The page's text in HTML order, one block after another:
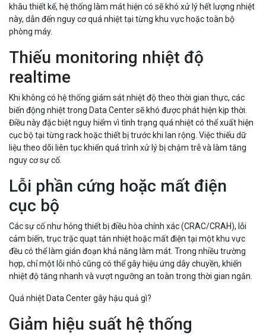
khâu thiết kế, hệ thống làm mát hiện có sẽ khó xử lý hết lượng nhiệt
này, dẫn đến nguy cơ quá nhiệt tại từng khu vực hoặc toàn bộ
phòng máy.
Thiếu monitoring nhiệt độ
realtime
Khi không có hệ thống giám sát nhiệt độ theo thời gian thực, các
biến động nhiệt trong Data Center sẽ khó được phát hiện kịp thời.
Điều này đặc biệt nguy hiểm vì tình trạng quá nhiệt có thể xuất hiện
cục bộ tại từng rack hoặc thiết bị trước khi lan rộng. Việc thiếu dữ
liệu theo dõi liên tục khiến quá trình xử lý bị chậm trễ và làm tăng
nguy cơ sự cố.
Lỗi phần cứng hoặc mất điện
cục bộ
Các sự cố như hỏng thiết bị điều hòa chính xác (CRAC/CRAH), lỗi
cảm biến, trục trặc quạt tản nhiệt hoặc mất điện tại một khu vực
đều có thể làm gián đoạn khả năng làm mát. Trong nhiều trường
hợp, chỉ một lỗi nhỏ cũng có thể gây hiệu ứng dây chuyền, khiến
nhiệt độ tăng nhanh và vượt ngưỡng an toàn trong thời gian ngắn.
Quá nhiệt Data Center gây hậu quả gì?
Giảm hiệu suất hệ thống